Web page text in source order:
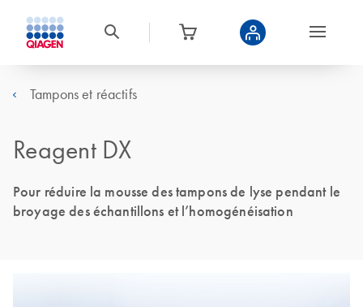
Tampons et réactifs
Reagent DX
Pour réduire la mousse des tampons de lyse pendant le
broyage des échantillons et l’homogénéisation